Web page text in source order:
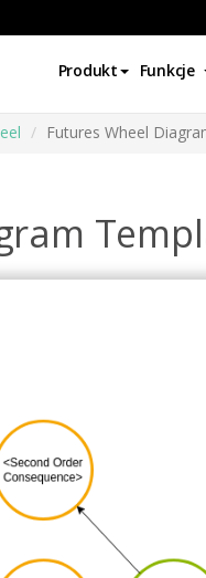
Produkt Funkcje
Futures Wheel